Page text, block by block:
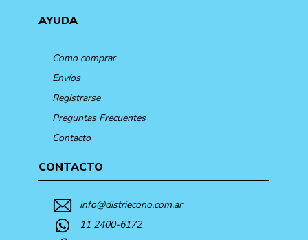
AYUDA
Como comprar
Envíos
Registrarse
Preguntas Frecuentes
Contacto
CONTACTO
info@distriecono.com.ar
11 2400-6172